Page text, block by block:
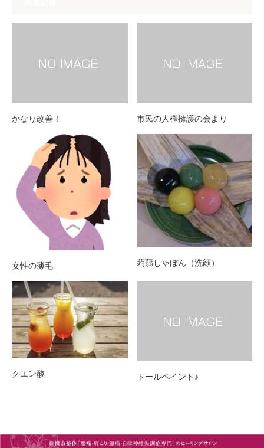
かなり改善！ 市民の人権擁護の会より
女性の薄毛 蒟蒻しゃぼん（洗顔）
クエン酸 トールペイント♪